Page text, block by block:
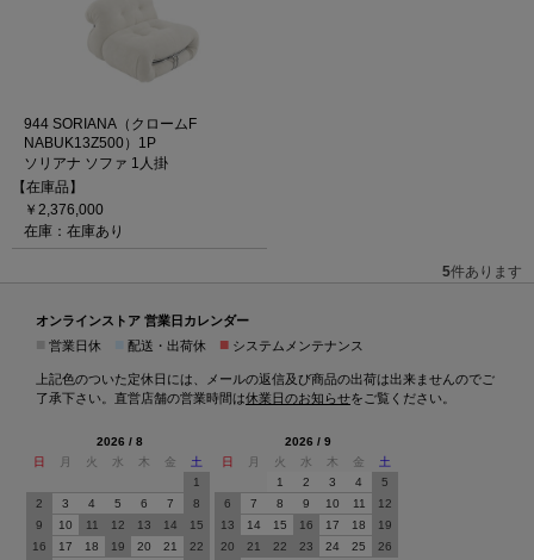
944 SORIANA（クロームF
NABUK13Z500）1P
ソリアナ ソファ 1人掛
【在庫品】
￥2,376,000
在庫：在庫あり
5件あります
オンラインストア 営業日カレンダー
営業日休 配送・出荷休 ■ システムメンテナンス
上記色のついた定休日には、メールの返信及び商品の出荷は出来ませんのでご
了承下さい。直営店舗の営業時間は休業日のお知らせをご覧ください。
2026 / 8
日
月 火 水 木 金
土
1
2
3 4 5 6 7
8
9
10 11 12 13 14
15
16
17 18 19 20 21
22
2026 / 9
日
月 火 水 木 金
土
1
2 3 4
5
6
7 8 9 10 11
12
13
14 15 16 17 18
19
20
21 22 23 24 25
26